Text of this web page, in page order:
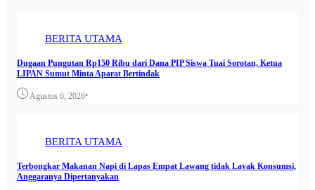
BERITA UTAMA
Dugaan Pungutan Rp150 Ribu dari Dana PIP Siswa Tuai Sorotan, Ketua
LIPAN Sumut Minta Aparat Bertindak
Agustus 6, 2026•
BERITA UTAMA
Terbongkar Makanan Napi di Lapas Empat Lawang tidak Layak Konsumsi,
Anggaranya Dipertanyakan